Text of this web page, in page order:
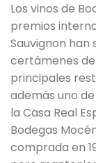
Los vinos de
premios
Sauvignon han
certámenes
principales
además uno
la Casa Real
Bodegas
comprada en